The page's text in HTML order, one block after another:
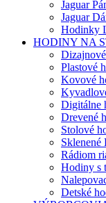
Jaguar
Jaguar
Hodinky
HODINY NA
Plastové
Kovové
Digitálne
Drevené
Stolové
Sklenené
Rádiom
Hodiny s
Detské